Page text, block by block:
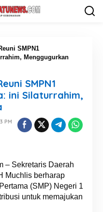
SMPN1
Menggugurkan
SMPN1
ini Silaturrahim,
PM
– Sekretaris Daerah
Muchlis berharap
(SMP) Negeri 1
untuk memajukan